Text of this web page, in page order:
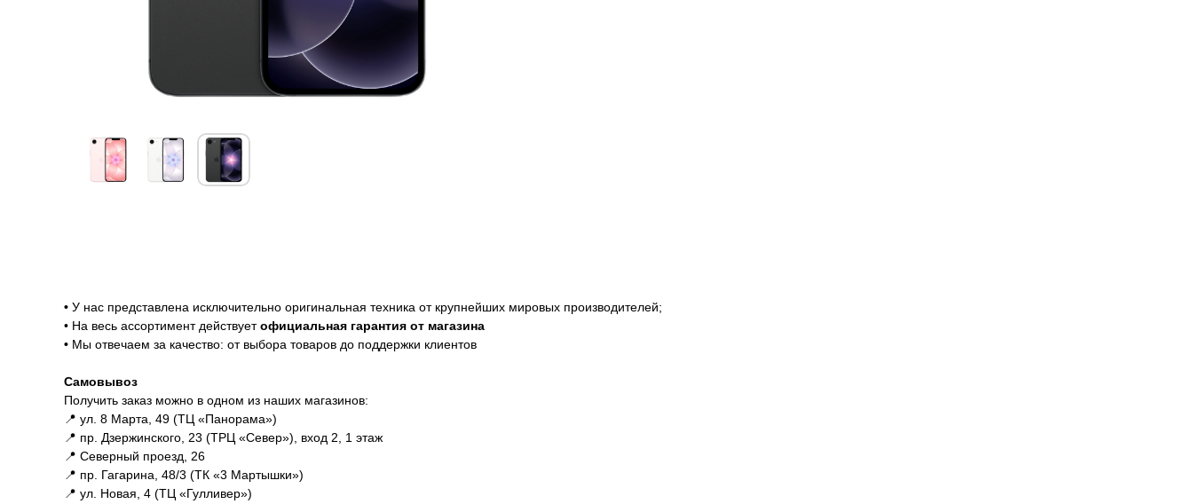
• У нас представлена исключительно оригинальная техника от крупнейших мировых производителей;
• На весь ассортимент действуетофициальная гарантия от магазина
• Мы отвечаем за качество: от выбора товаров до поддержки клиентов
Самовывоз
Получить заказ можно в одном из наших магазинов:
📍 ул. 8 Марта, 49 (ТЦ «Панорама»)
📍 пр. Дзержинского, 23 (ТРЦ «Север»), вход 2, 1 этаж
📍 Северный проезд, 26
📍 пр. Гагарина, 48/3 (ТК «3 Мартышки»)
📍 ул. Новая, 4 (ТЦ «Гулливер»)